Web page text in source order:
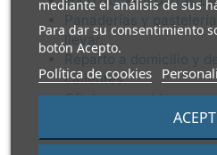
mediante el análisis de sus
Para dar su consentimiento
botón Acepto.
Política de cookies
llevar.
Reparto a domicilio y
calientes.
Oficinas servidas con
de vending de café.